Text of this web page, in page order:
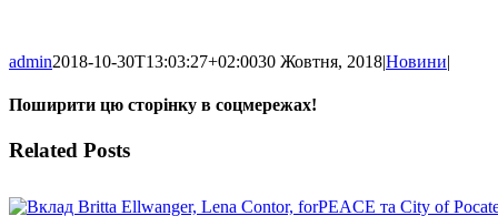
admin2018-10-30T13:03:27+02:0030 Жовтня, 2018|Новини|
Поширити цю сторінку в соцмережах!
Facebook
X
WhatsApp
Telegram
Related Posts